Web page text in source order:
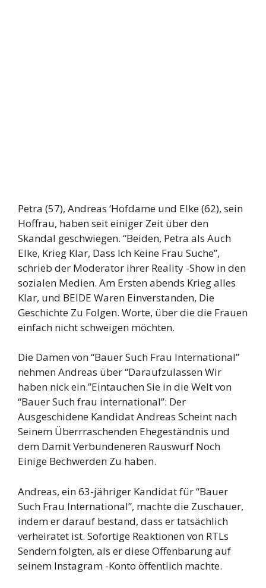
Petra (57), Andreas ‘Hofdame und Elke (62), sein
Hoffrau, haben seit einiger Zeit über den
Skandal geschwiegen. “Beiden, Petra als Auch
Elke, Krieg Klar, Dass Ich Keine Frau Suche”,
schrieb der Moderator ihrer Reality -Show in den
sozialen Medien. Am Ersten abends Krieg alles
Klar, und BEIDE Waren Einverstanden, Die
Geschichte Zu Folgen. Worte, über die die Frauen
einfach nicht schweigen möchten.
Die Damen von “Bauer Such Frau International”
nehmen Andreas über “Daraufzulassen Wir
haben nick ein.”Eintauchen Sie in die Welt von
“Bauer Such frau international”: Der
Ausgeschidene Kandidat Andreas Scheint nach
Seinem Überrraschenden Ehegeständnis und
dem Damit Verbundeneren Rauswurf Noch
Einige Bechwerden Zu haben.
Andreas, ein 63-jähriger Kandidat für “Bauer
Such Frau International”, machte die Zuschauer,
indem er darauf bestand, dass er tatsächlich
verheiratet ist. Sofortige Reaktionen von RTLs
Sendern folgten, als er diese Offenbarung auf
seinem Instagram -Konto öffentlich machte.